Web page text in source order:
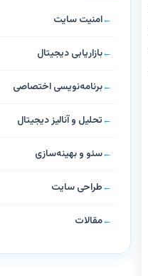
امنیت سایت
بازاریابی دیجیتال
برنامه‌نویسی اختصاصی
تحلیل و آنالیز دیجیتال
سئو و بهینه‌سازی
طراحی سایت
مقالات